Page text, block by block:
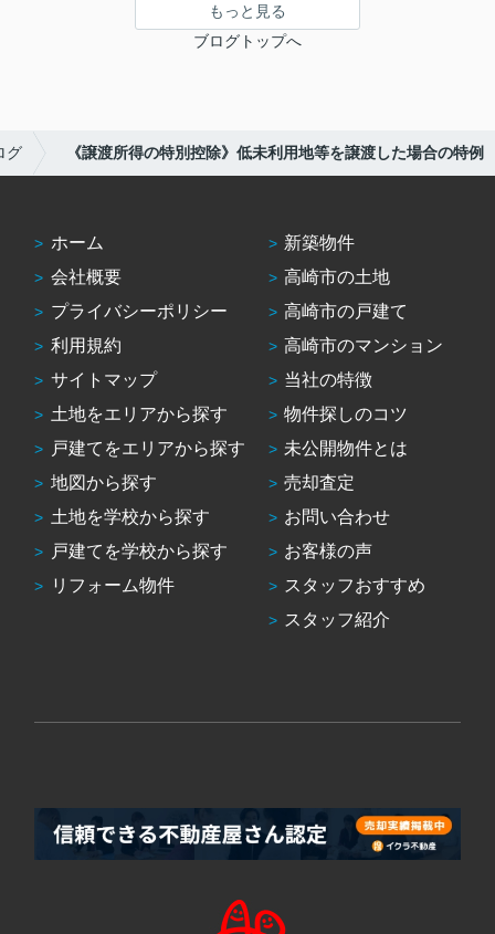
もっと見る
ブログトップへ
グ 《譲渡所得の特別控除》低未利用地等を譲渡した場合の特例
ホーム
会社概要
プライバシーポリシー
利用規約
サイトマップ
土地をエリアから探す
戸建てをエリアから探す
地図から探す
土地を学校から探す
戸建てを学校から探す
リフォーム物件
新築物件
高崎市の土地
高崎市の戸建て
高崎市のマンション
当社の特徴
物件探しのコツ
未公開物件とは
売却査定
お問い合わせ
お客様の声
スタッフおすすめ
スタッフ紹介